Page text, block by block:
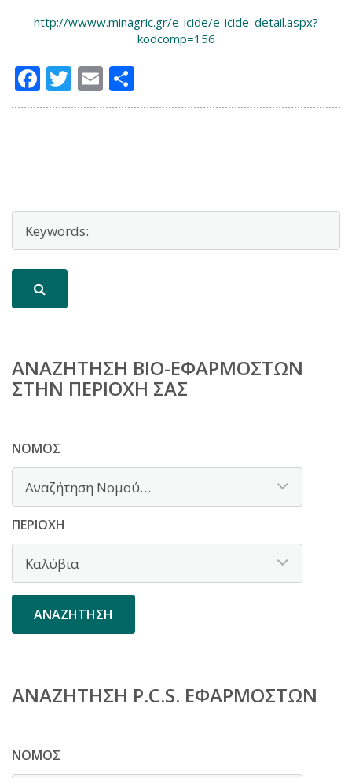
http://wwww.minagric.gr/e-icide/e-icide_detail.aspx?
kodcomp=156
Facebook
Twitter
Email
ΑΝΑΖΉΤΗΣΗ BIO-ΕΦΑΡΜΟΣΤΏΝ
ΣΤΗΝ ΠΕΡΙΟΧΉ ΣΑΣ
ΝΟΜΌΣ
ΠΕΡΙΟΧΉ
ΑΝΑΖΉΤΗΣΗ P.C.S. ΕΦΑΡΜΟΣΤΏΝ
ΝΟΜΌΣ